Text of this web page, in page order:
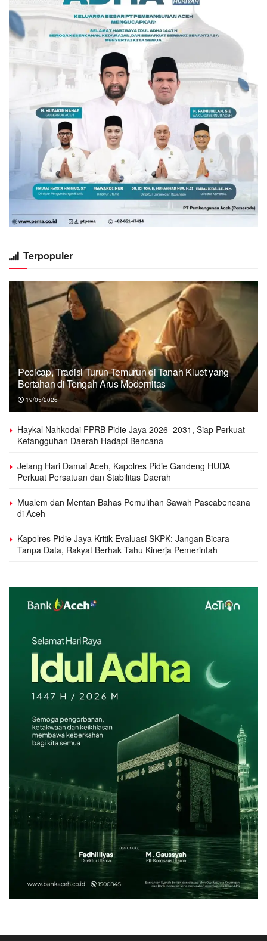
Terpopuler
Pecicap, Tradisi Turun-Temurun di Tanah Kluet yang
Bertahan di Tengah Arus Modernitas
19/05/2026
Haykal Nahkodai FPRB Pidie Jaya 2026–2031, Siap Perkuat
Ketangguhan Daerah Hadapi Bencana
Jelang Hari Damai Aceh, Kapolres Pidie Gandeng HUDA
Perkuat Persatuan dan Stabilitas Daerah
Mualem dan Mentan Bahas Pemulihan Sawah Pascabencana
di Aceh
Kapolres Pidie Jaya Kritik Evaluasi SKPK: Jangan Bicara
Tanpa Data, Rakyat Berhak Tahu Kinerja Pemerintah